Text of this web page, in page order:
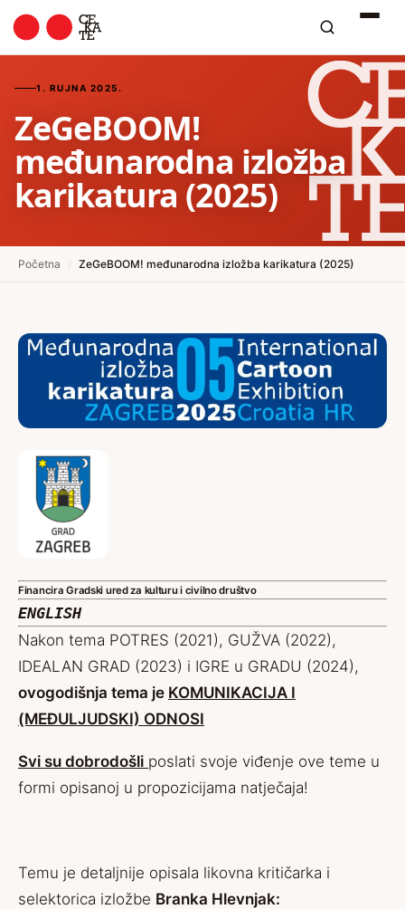
1. RUJNA 2025.
ZeGeBOOM!
međunarodna izložba
karikatura (2025)
Početna ZeGeBOOM! međunarodna izložba karikatura (2025)
Financira Gradski ured za kulturu i civilno društvo
ENGLISH
Nakon tema POTRES (2021), GUŽVA (2022),
IDEALAN GRAD (2023) i IGRE u GRADU (2024),
ovogodišnja tema je KOMUNIKACIJA I
(MEĐULJUDSKI) ODNOSI
Svi su dobrodošli poslati svoje viđenje ove teme u
formi opisanoj u propozicijama natječaja!
Temu je detaljnije opisala likovna kritičarka i
selektorica izložbe Branka Hlevnjak: